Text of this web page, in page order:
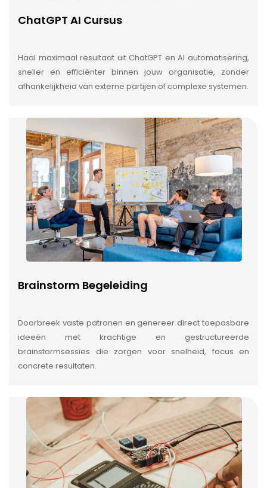
ChatGPT AI Cursus
Haal maximaal resultaat uit ChatGPT en AI automatisering,
sneller en efficiënter binnen jouw organisatie, zonder
afhankelijkheid van externe partijen of complexe systemen.
Brainstorm Begeleiding
Doorbreek vaste patronen en genereer direct toepasbare
ideeën met krachtige en gestructureerde
brainstormsessies die zorgen voor snelheid, focus en
concrete resultaten.